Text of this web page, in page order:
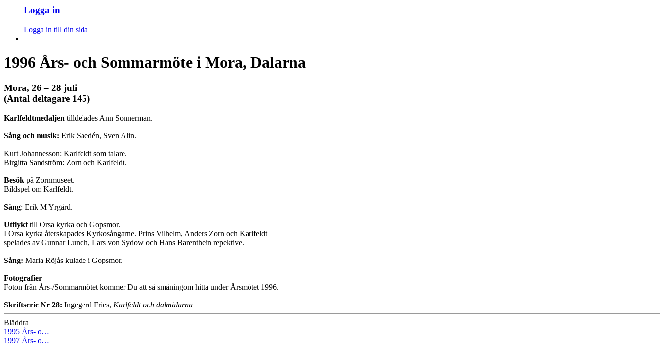
Logga in
Logga in till din sida
1996 Års- och Sommarmöte i Mora, Dalarna
Mora, 26 – 28 juli
(Antal deltagare 145)
Karlfeldtmedaljen tilldelades Ann Sonnerman.
Sång och musik: Erik Saedén, Sven Alin.
Kurt Johannesson: Karlfeldt som talare.
Birgitta Sandström: Zorn och Karlfeldt.
Besök på Zornmuseet.
Bildspel om Karlfeldt.
Sång: Erik M Yrgård.
Utflykt till Orsa kyrka och Gopsmor.
I Orsa kyrka återskapades Kyrkosångarne. Prins Vilhelm, Anders Zorn och Karlfeldt
spelades av Gunnar Lundh, Lars von Sydow och Hans Barenthein repektive.
Sång: Maria Röjås kulade i Gopsmor.
Fotografier
Foton från Års-/Sommarmötet kommer Du att så småningom hitta under Årsmötet 1996.
Skriftserie Nr 28: Ingegerd Fries, Karlfeldt och dalmålarna
Bläddra
1995 Års- o…
1997 Års- o…